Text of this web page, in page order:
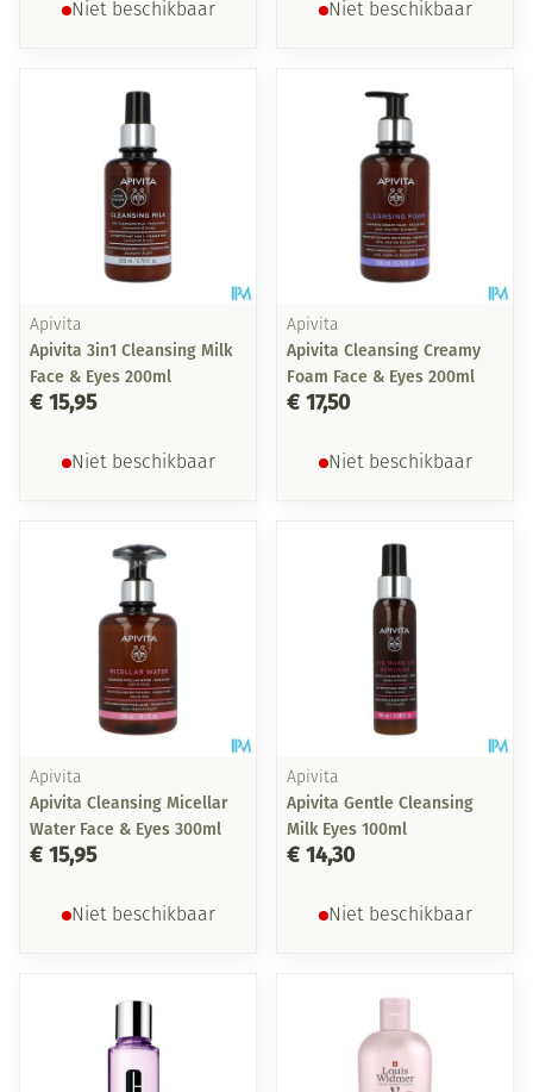
Niet beschikbaar Niet beschikbaar
Apivita
Apivita 3in1 Cleansing Milk
Face & Eyes 200ml
€ 15,95
Niet beschikbaar
Apivita
Apivita Cleansing Creamy
Foam Face & Eyes 200ml
€ 17,50
Niet beschikbaar
Apivita
Apivita Cleansing Micellar
Water Face & Eyes 300ml
€ 15,95
Niet beschikbaar
Apivita
Apivita Gentle Cleansing
Milk Eyes 100ml
€ 14,30
Niet beschikbaar